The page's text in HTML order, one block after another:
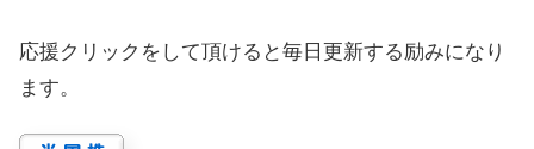
応援クリックをして頂けると毎日更新する励みになり
ます。